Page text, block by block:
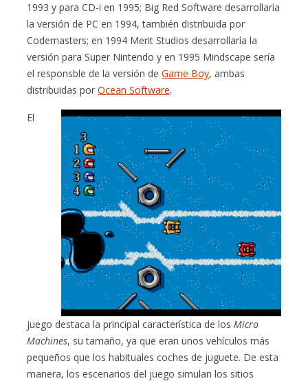
1993 y para CD-i en 1995; Big Red Software desarrollaría
la versión de PC en 1994, también distribuida por
Codemasters; en 1994 Merit Studios desarrollaría la
versión para Super Nintendo y en 1995 Mindscape sería
el responsble de la versión deGame Boy, ambas
distribuidas porOcean Software.
El
juego destaca la principal característica de los Micro
Machines, su tamaño, ya que eran unos vehículos más
pequeños que los habituales coches de juguete. De esta
manera, los escenarios del juego simulan los sitios